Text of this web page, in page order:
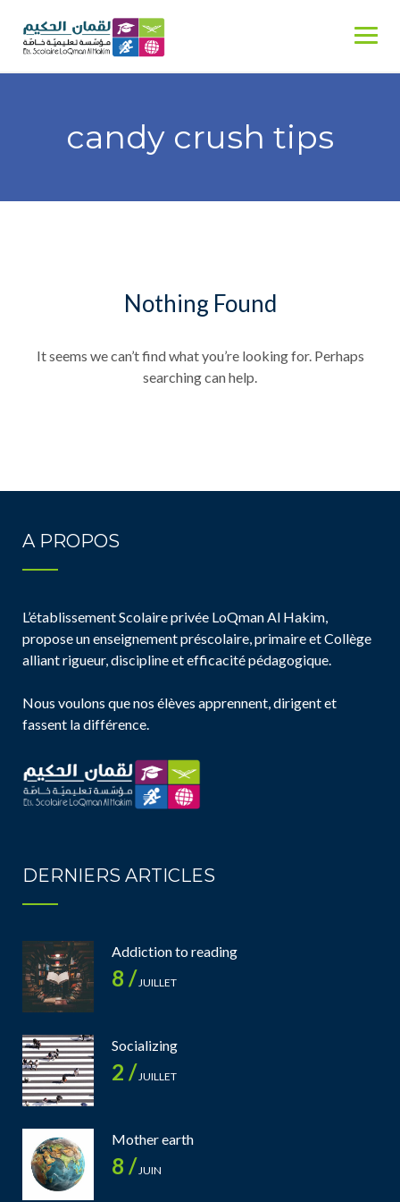
content
candy crush tips
Nothing Found
It seems we can’t find what you’re looking for. Perhaps
searching can help.
A PROPOS
L’établissement Scolaire privée LoQman Al Hakim,
propose un enseignement préscolaire, primaire et Collège
alliant rigueur, discipline et efficacité pédagogique.
Nous voulons que nos élèves apprennent, dirigent et
fassent la différence.
DERNIERS ARTICLES
Addiction to reading
8 /JUILLET
Socializing
2 /JUILLET
Mother earth
8 /JUIN